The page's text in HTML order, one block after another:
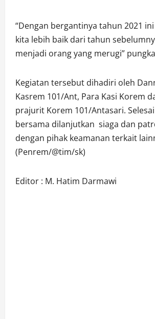
“Dengan bergantinya tahun 2021
kita lebih baik dari tahun
menjadi orang yang merugi”
Kegiatan tersebut dihadiri oleh
Kasrem 101/Ant, Para Kasi Korem
prajurit Korem 101/Antasari.
bersama dilanjutkan siaga dan
dengan pihak keamanan terkait
(Penrem/@tim/sk)
Editor : M. Hatim Darmawi